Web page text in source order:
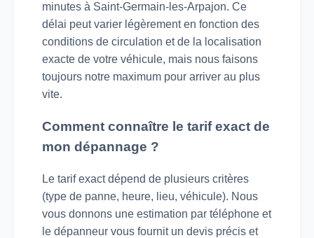
minutes à Saint-Germain-les-Arpajon. Ce
délai peut varier légèrement en fonction des
conditions de circulation et de la localisation
exacte de votre véhicule, mais nous faisons
toujours notre maximum pour arriver au plus
vite.
Comment connaître le tarif exact de
mon dépannage ?
Le tarif exact dépend de plusieurs critères
(type de panne, heure, lieu, véhicule). Nous
vous donnons une estimation par téléphone et
le dépanneur vous fournit un devis précis et